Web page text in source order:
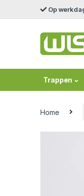
Skip to navigation
Skip to content Op
Trappen
Home